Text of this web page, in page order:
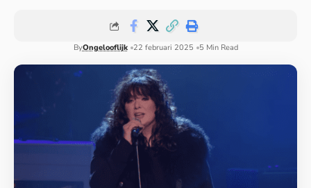
ByOngelooflijk 22 februari 2025 5 Min Read